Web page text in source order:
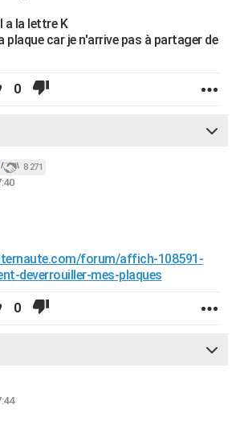
a la lettre K
plaque car je n'arrive pas à partager de
0
8 271
forum/affich-108591-
deverrouiller-mes-plaques
0